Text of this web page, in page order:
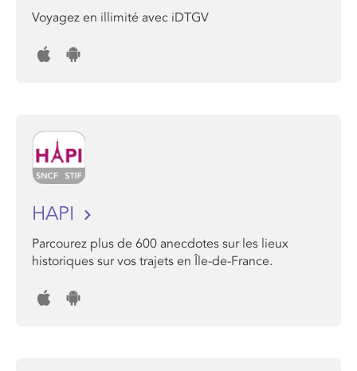
Voyagez en illimité avec iDTGV
HAPI
Parcourez plus de 600 anecdotes sur les lieux
historiques sur vos trajets en Île-de-France.